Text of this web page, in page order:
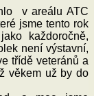
v areálu ATC
jsme tento rok
každoročně,
není výstavní,
třídě veteránů a
věkem už by do